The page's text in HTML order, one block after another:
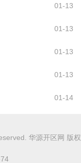
01-13
01-13
01-13
01-13
01-14
华源开区网 版权